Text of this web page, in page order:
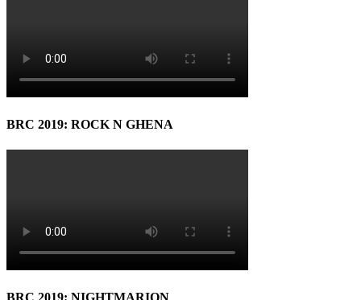
BRC 2019: ROCK N GHENA
BRC 2019: NIGHTMARION